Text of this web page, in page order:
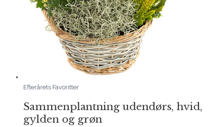
Efterårets Favoritter
Sammenplantning udendørs, hvid,
gylden og grøn